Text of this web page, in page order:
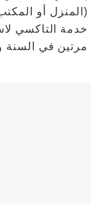
(المنزل أو
خدمة التاكسي
مرتين في السنة